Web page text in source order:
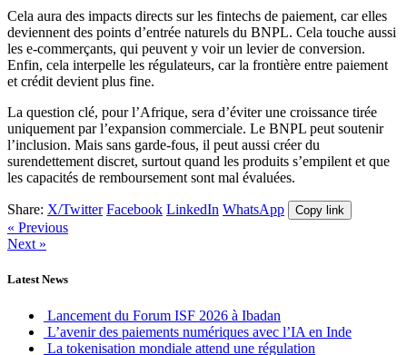
Cela aura des impacts directs sur les fintechs de paiement, car elles
deviennent des points d’entrée naturels du BNPL. Cela touche aussi
les e-commerçants, qui peuvent y voir un levier de conversion.
Enfin, cela interpelle les régulateurs, car la frontière entre paiement
et crédit devient plus fine.
La question clé, pour l’Afrique, sera d’éviter une croissance tirée
uniquement par l’expansion commerciale. Le BNPL peut soutenir
l’inclusion. Mais sans garde-fous, il peut aussi créer du
surendettement discret, surtout quand les produits s’empilent et que
les capacités de remboursement sont mal évaluées.
Share: X/Twitter Facebook LinkedIn WhatsApp Copy link
« Previous
Next »
Latest News
Lancement du Forum ISF 2026 à Ibadan
L’avenir des paiements numériques avec l’IA en Inde
La tokenisation mondiale attend une régulation